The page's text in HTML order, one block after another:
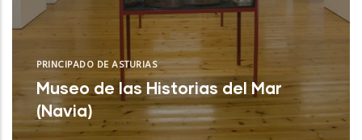
PRINCIPADO DE ASTURIAS
Museo de las Historias del Mar
(Navia)